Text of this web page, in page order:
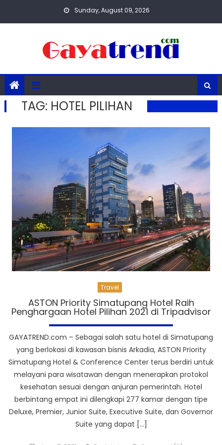
Sunday, August 09, 2026
TAG: HOTEL PILIHAN
Travel
ASTON Priority Simatupang Hotel Raih
Penghargaan Hotel Pilihan 2021 di Tripadvisor
GAYATREND.com – Sebagai salah satu hotel di Simatupang
yang berlokasi di kawasan bisnis Arkadia, ASTON Priority
Simatupang Hotel & Conference Center terus berdiri untuk
melayani para wisatawan dengan menerapkan protokol
kesehatan sesuai dengan anjuran pemerintah. Hotel
berbintang empat ini dilengkapi 277 kamar dengan tipe
Deluxe, Premier, Junior Suite, Executive Suite, dan Governor
Suite yang dapat […]